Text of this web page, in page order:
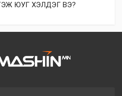
ЮУГ ХЭЛДЭГ ВЭ?